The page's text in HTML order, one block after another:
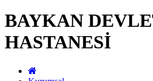
BAYKAN
HASTANESİ